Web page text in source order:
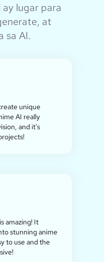
lugar para
at
sa AI.
unique
AI really
and it's
amazing! It
stunning anime
to use and the